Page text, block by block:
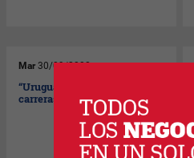
Mar 30/09/2008
“Uruguay Estudia” subsidiar
carreras técnicas.